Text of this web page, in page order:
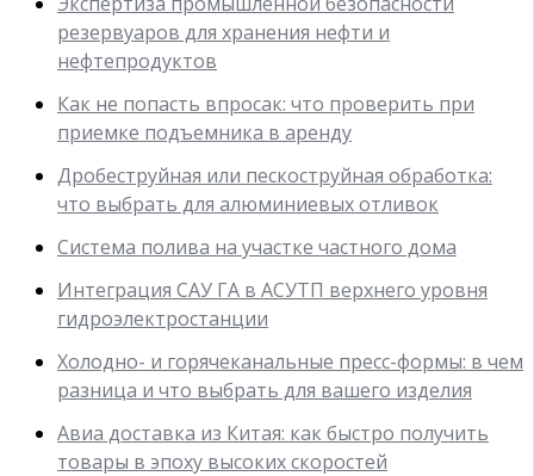
резервуаров для хранения нефти и
нефтепродуктов
Как не попасть впросак: что проверить при
приемке подъемника в аренду
Дробеструйная или пескоструйная обработка:
что выбрать для алюминиевых отливок
Система полива на участке частного дома
Интеграция САУ ГА в АСУТП верхнего уровня
гидроэлектростанции
Холодно- и горячеканальные пресс-формы: в чем
разница и что выбрать для вашего изделия
Авиа доставка из Китая: как быстро получить
товары в эпоху высоких скоростей